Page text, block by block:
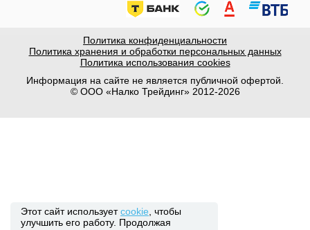
Политика конфиденциальности
Политика хранения и обработки персональных данных
Политика использования cookies
Информация на сайте не является публичной офертой.
© ООО «Налко Трейдинг» 2012-2026
Этот сайт используетcookie , чтобы
улучшить его работу. Продолжая